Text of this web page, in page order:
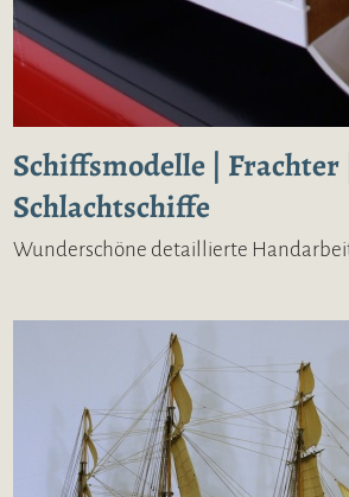
Schiffsmodelle | Frachter |
Schlachtschiffe
Wunderschöne detaillierte